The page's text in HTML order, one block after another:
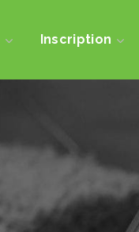
Inscription